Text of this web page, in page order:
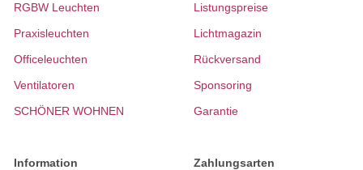
RGBW Leuchten
Praxisleuchten
Officeleuchten
Ventilatoren
SCHÖNER WOHNEN
Listungspreise
Lichtmagazin
Rückversand
Sponsoring
Garantie
Information Zahlungsarten